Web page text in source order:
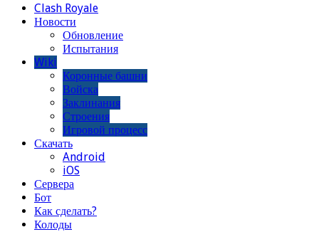
Clash Royale
Новости
Обновление
Испытания
Wiki
Коронные башни
Войска
Заклинания
Строения
Игровой процесс
Скачать
Android
iOS
Сервера
Бот
Как сделать?
Колоды